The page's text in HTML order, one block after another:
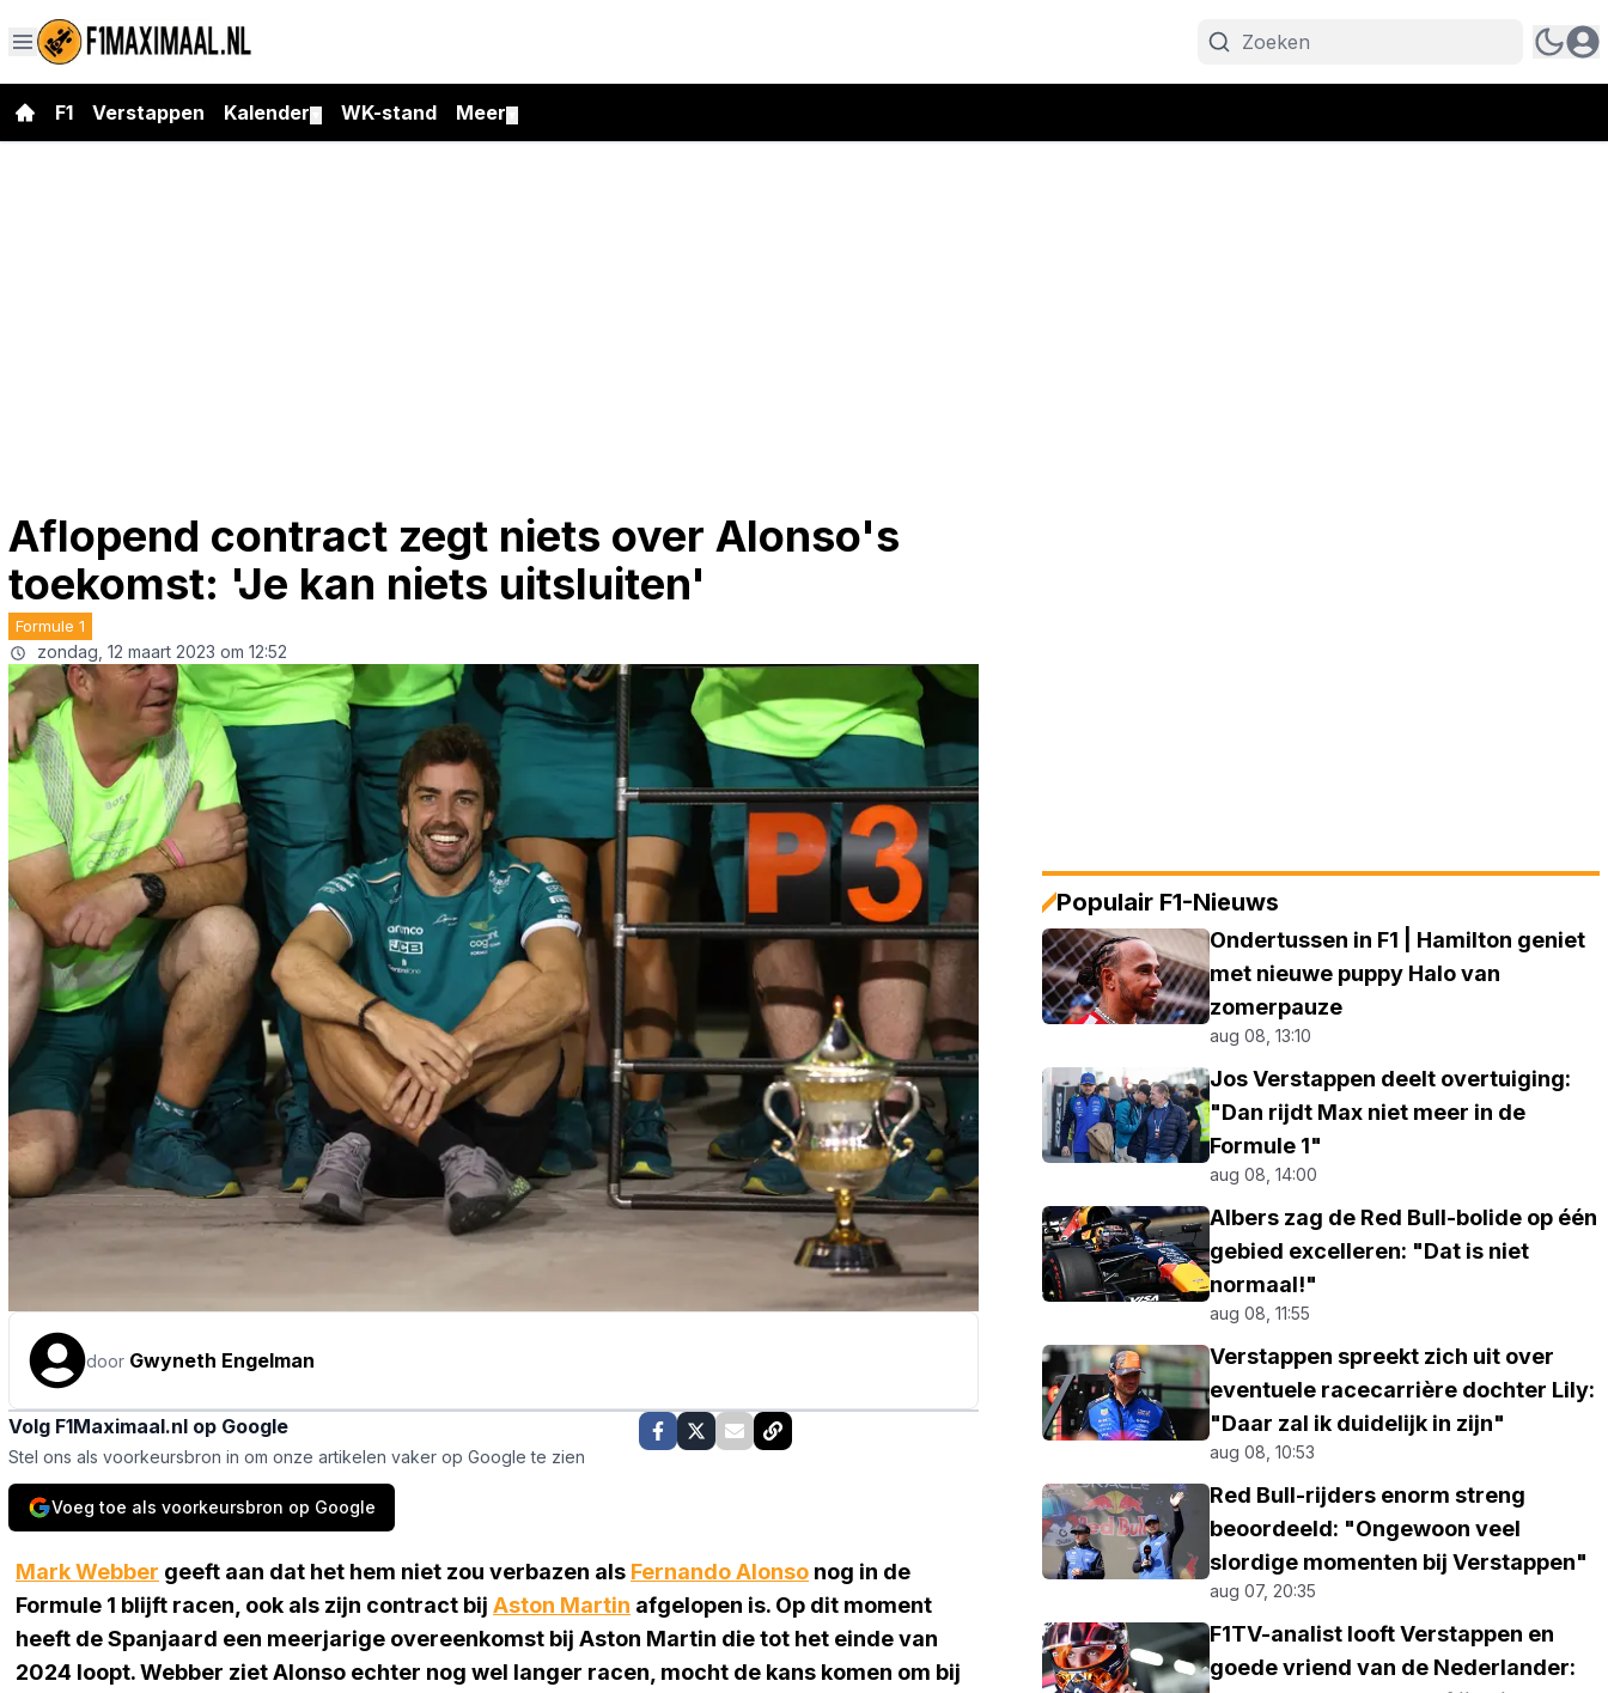
F1 Verstappen Kalender WK-stand Meer
Aflopend contract zegt niets over Alonso's
toekomst: 'Je kan niets uitsluiten'
Formule 1
zondag, 12 maart 2023 om 12:52
door Gwyneth Engelman
Volg F1Maximaal.nl op Google
Stel ons als voorkeursbron in om onze artikelen vaker op Google te zien
Voeg toe als voorkeursbron op Google
Mark Webber geeft aan dat het hem niet zou verbazen als Fernando Alonso nog in de
Formule 1 blijft racen, ook als zijn contract bij Aston Martin afgelopen is. Op dit moment
heeft de Spanjaard een meerjarige overeenkomst bij Aston Martin die tot het einde van
2024 loopt. Webber ziet Alonso echter nog wel langer racen, mocht de kans komen om bij
Populair F1-Nieuws
Ondertussen in F1 | Hamilton geniet
met nieuwe puppy Halo van
zomerpauze
aug 08, 13:10
Jos Verstappen deelt overtuiging:
"Dan rijdt Max niet meer in de
Formule 1"
aug 08, 14:00
Albers zag de Red Bull-bolide op één
gebied excelleren: "Dat is niet
normaal!"
aug 08, 11:55
Verstappen spreekt zich uit over
eventuele racecarrière dochter Lily:
"Daar zal ik duidelijk in zijn"
aug 08, 10:53
Red Bull-rijders enorm streng
beoordeeld: "Ongewoon veel
slordige momenten bij Verstappen"
aug 07, 20:35
F1TV-analist looft Verstappen en
goede vriend van de Nederlander: